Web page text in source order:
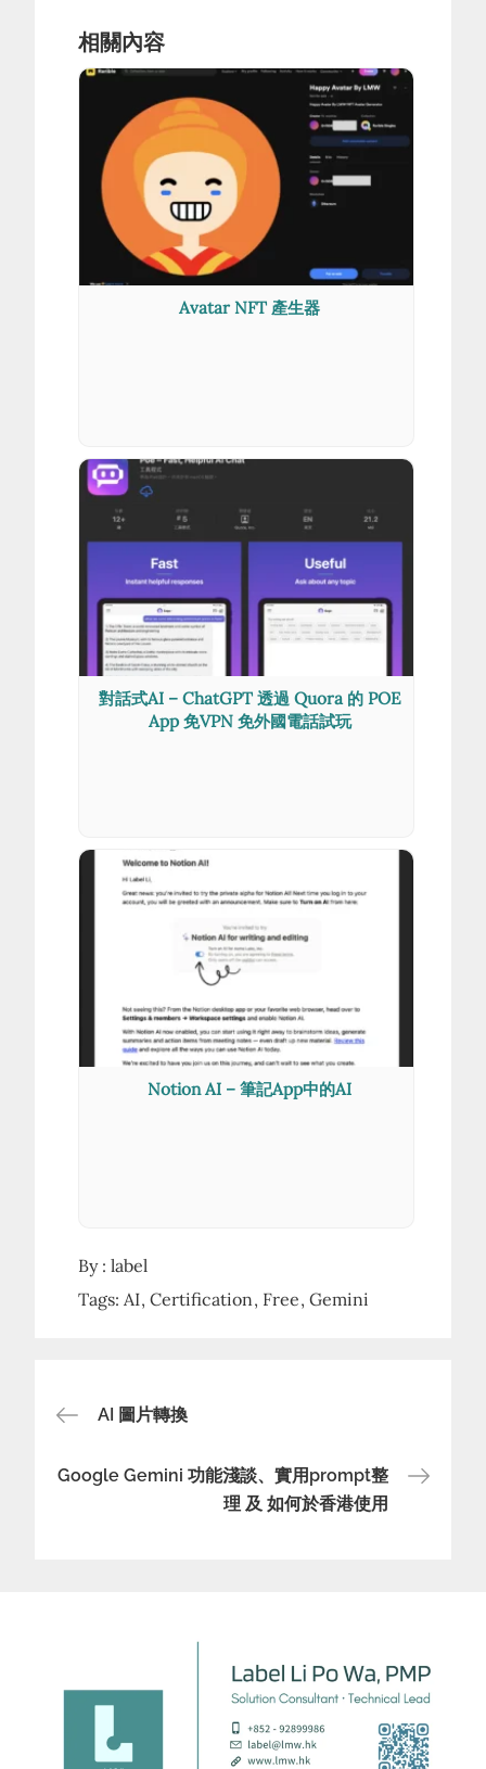
相關內容
Avatar NFT 產生器
對話式AI – ChatGPT 透過 Quora 的 POE
App 免VPN 免外國電話試玩
Notion AI – 筆記App中的AI
By :label
Tags:AI Certification Free Gemini
AI 圖片轉換
Google Gemini 功能淺談、實用prompt整
理 及 如何於香港使用